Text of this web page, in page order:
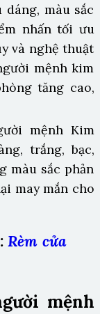
màu sắc
nhấn tối ưu
và nghệ thuật
mệnh kim
tăng cao,
mệnh Kim
trắng, bạc,
màu sắc phản
may mắn cho
Rèm cửa
mệnh